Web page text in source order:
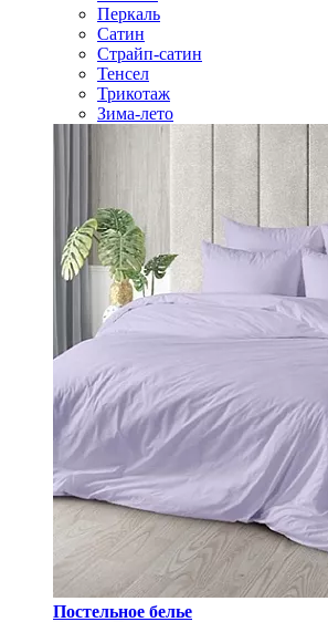
Перкаль
Сатин
Страйп-сатин
Тенсел
Трикотаж
Зима-лето
Постельное белье